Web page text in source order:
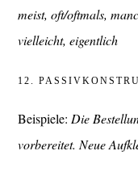
meist, oft/oftmals,
vielleicht, eigentlich
12.
Beispiele: Die
vorbereitet. Neue